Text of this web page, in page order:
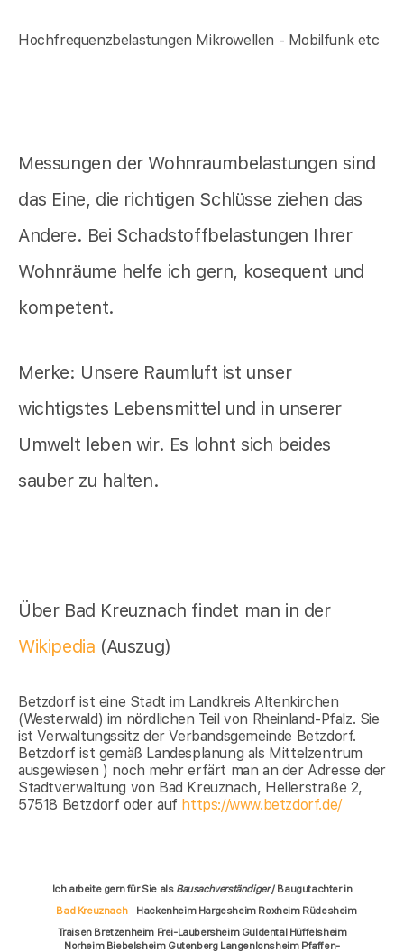
Hochfrequenzbelastungen Mikrowellen - Mobilfunk etc
Messungen der Wohnraumbelastungen sind
das Eine, die richtigen Schlüsse ziehen das
Andere. Bei Schadstoffbelastungen Ihrer
Wohnräume helfe ich gern, kosequent und
kompetent.
Merke: Unsere Raumluft ist unser
wichtigstes Lebensmittel und in unserer
Umwelt leben wir. Es lohnt sich beides
sauber zu halten.
Über Bad Kreuznach findet man in der
Wikipedia (Auszug)
Betzdorf ist eine Stadt im Landkreis Altenkirchen
(Westerwald) im nördlichen Teil von Rheinland-Pfalz. Sie
ist Verwaltungssitz der Verbandsgemeinde Betzdorf.
Betzdorf ist gemäß Landesplanung als Mittelzentrum
ausgewiesen ) noch mehr erfärt man an der Adresse der
Stadtverwaltung von Bad Kreuznach, Hellerstraße 2,
57518 Betzdorf oder auf https://www.betzdorf.de/
Ich arbeite gern für Sie als Bausachverständiger/ Baugutachter in
Bad Kreuznach
Hackenheim Hargesheim Roxheim Rüdesheim
Traisen Bretzenheim Frei-Laubersheim Guldental Hüffelsheim
Norheim Biebelsheim Gutenberg Langenlonsheim Pfaffen-